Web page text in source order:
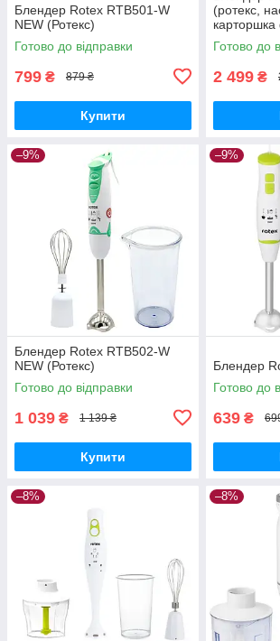
Блендер Rotex RTB501-W
NEW (Ротекс)
Готово до відправки
799 ₴ 879 ₴
Купити
(ротекс,
карторшка
Готово до
2 499 ₴
–9%
Блендер Rotex RTB502-W
NEW (Ротекс)
Готово до відправки
1 039 ₴ 1 139 ₴
Купити
–9%
Блендер
Готово до
639 ₴
–8% –8%